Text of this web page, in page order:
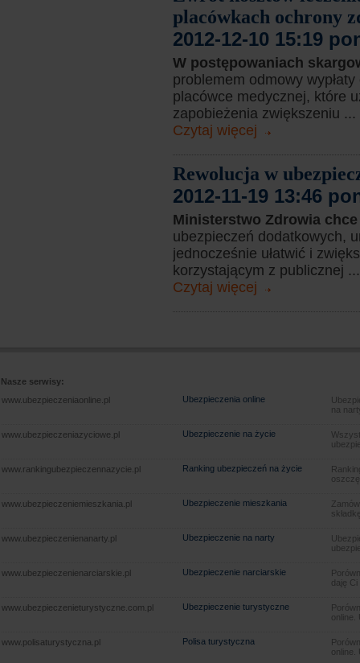
placówkach ochrony
2012-12-10 15:19
W postępowaniach
problemem odmowy
placówce medycznej, które
zapobieżenia zwiększeniu ...
Czytaj więcej
Rewolucja w
2012-11-19 13:46
Ministerstwo Zdrowia
ubezpieczeń dodatkowych,
jednocześnie ułatwić i
korzystającym z publicznej ...
Czytaj więcej
Nasze serwisy:
www.ubezpieczeniaonline.pl
Ubezpieczenia online
na
www.ubezpieczeniazyciowe.pl Ubezpieczenie na życie
www.rankingubezpieczennazycie.pl Ranking ubezpieczeń na życie
www.ubezpieczeniemieszkania.pl Ubezpieczenie mieszkania
www.ubezpieczenienanarty.pl Ubezpieczenie na narty
www.ubezpieczenienarciarskie.pl Ubezpieczenie narciarskie
daję
www.ubezpieczenieturystyczne.com.pl Ubezpieczenie turystyczne
www.polisaturystyczna.pl Polisa turystyczna